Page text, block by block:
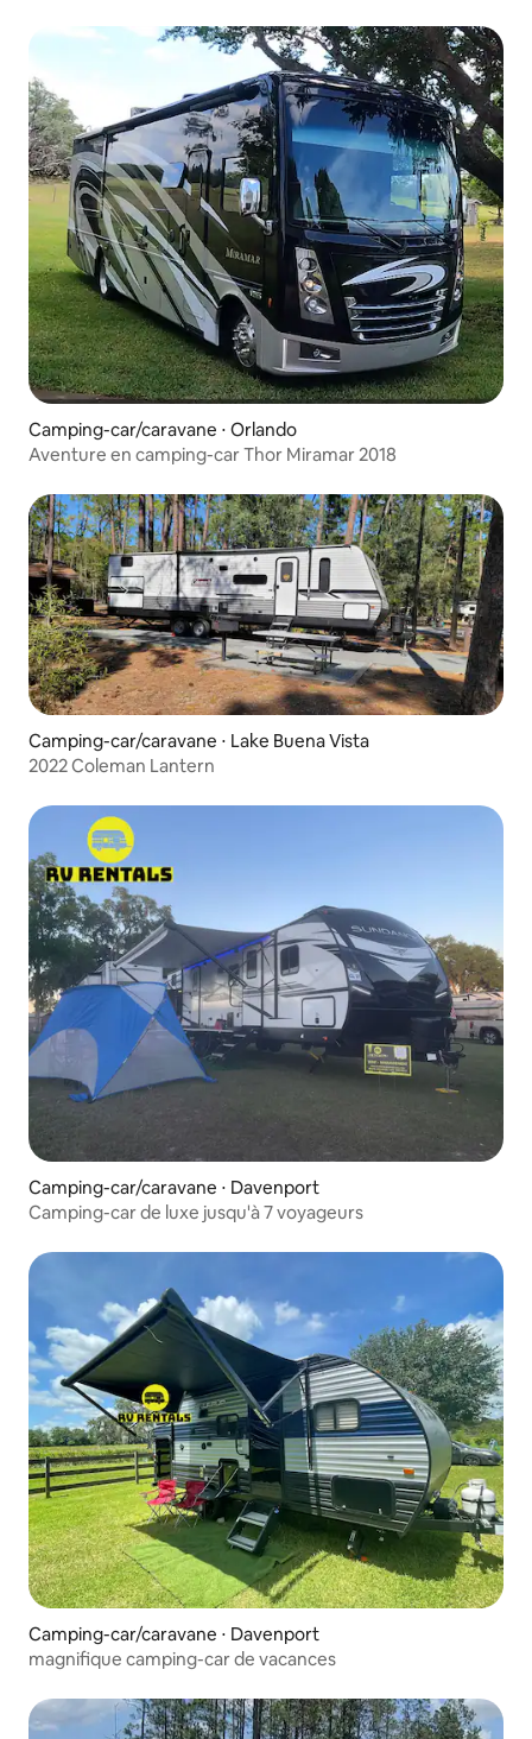
Camping-car/caravane ⋅ Orlando
Aventure en camping-car Thor Miramar 2018
Camping-car/caravane ⋅ Lake Buena Vista
2022 Coleman Lantern
Camping-car/caravane ⋅ Davenport
Camping-car de luxe jusqu'à 7 voyageurs
Camping-car/caravane ⋅ Davenport
magnifique camping-car de vacances